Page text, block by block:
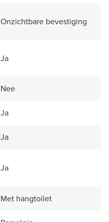
Onzichtbare bevestiging
Ja
Nee
Ja
Ja
Ja
Met hangtoilet